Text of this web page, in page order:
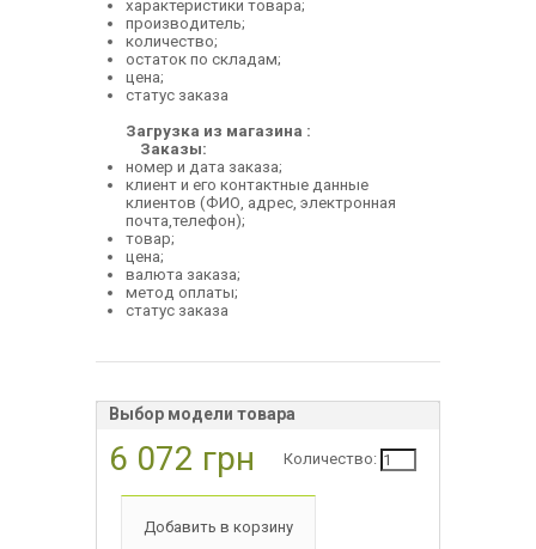
характеристики товара;
производитель;
количество;
остаток по складам;
цена;
статус заказа
Загрузка из магазина :
Заказы:
номер и дата заказа;
клиент и его контактные данные
клиентов (ФИО, адрес, электронная
почта,телефон);
товар;
цена;
валюта заказа;
метод оплаты;
статус заказа
Выбор модели товара
6 072 грн Количество: